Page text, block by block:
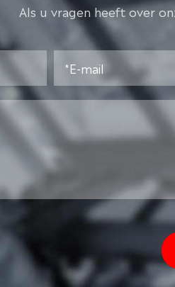
Als u vragen heeft over